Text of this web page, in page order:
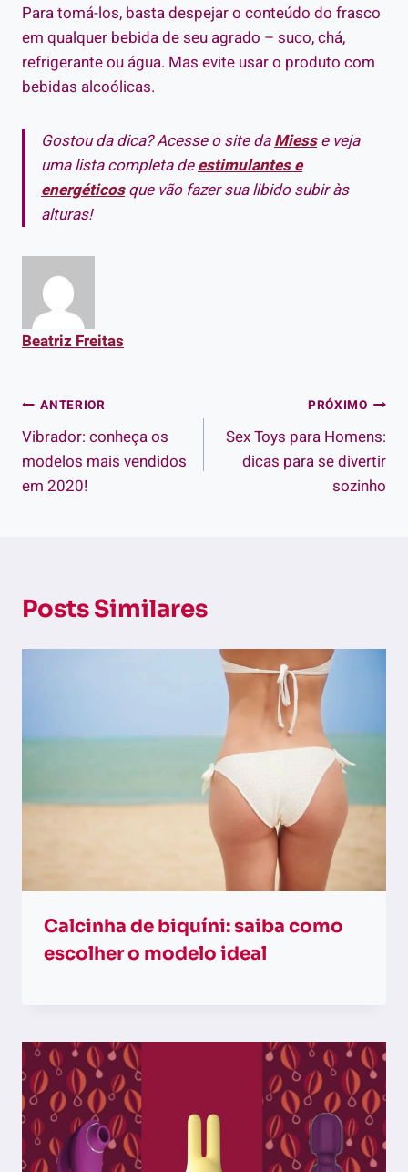
Para tomá-los, basta despejar o conteúdo do frasco
em qualquer bebida de seu agrado – suco, chá,
refrigerante ou água. Mas evite usar o produto com
bebidas alcoólicas.
Gostou da dica? Acesse o site daMiesse veja
uma lista completa deestimulantes e
energéticosque vão fazer sua libido subir às
alturas!
Beatriz Freitas
Navegação
de
Post
ANTERIOR
Vibrador: conheça os
modelos mais vendidos
em 2020!
PRÓXIMO
Sex Toys para Homens:
dicas para se divertir
sozinho
Posts Similares
Calcinha de biquíni: saiba como
escolher o modelo ideal